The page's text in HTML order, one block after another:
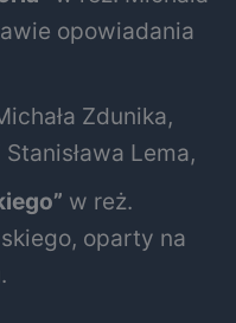
opowiadania
Zdunika,
Lema,
w reż.
oparty na